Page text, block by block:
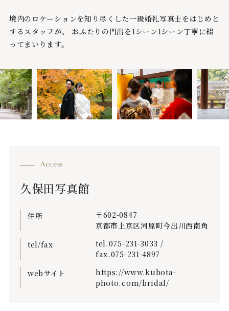
境内のロケーションを知り尽くした一級婚礼写真士をはじめと
するスタッフが、
おふたりの門出を1シーン1シーン丁寧に綴
ってまいります。
久保田写真館
住所
〒602-0847
京都市上京区河原町今出川西南角
tel/fax
tel.075-231-3033 /
fax.075-231-4897
webサイト
https://www.kubota-
photo.com/bridal/